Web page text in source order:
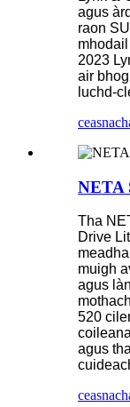
agus
raon
2023
air
luchd-
NETA
Tha
Drive
muigh
agus
520
agus